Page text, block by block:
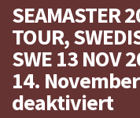
SEAMASTER
TOUR,
SWE 13 NOV
14.
deaktiviertfür